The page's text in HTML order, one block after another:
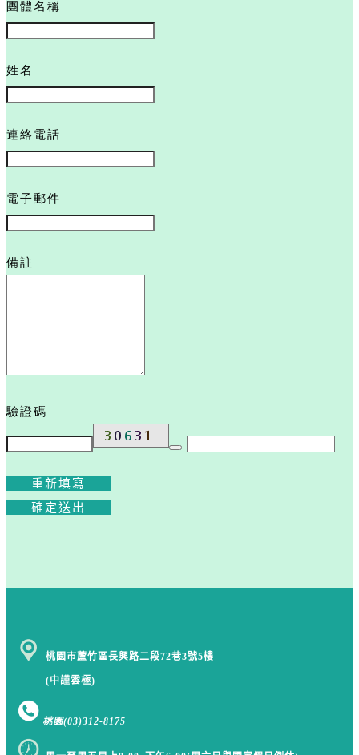
團體名稱
姓名
連絡電話
電子郵件
備註
驗證碼
重新填寫
確定送出
桃園市蘆竹區長興路二段72巷3號5樓
(中謹雲極)
桃園(03)312-8175